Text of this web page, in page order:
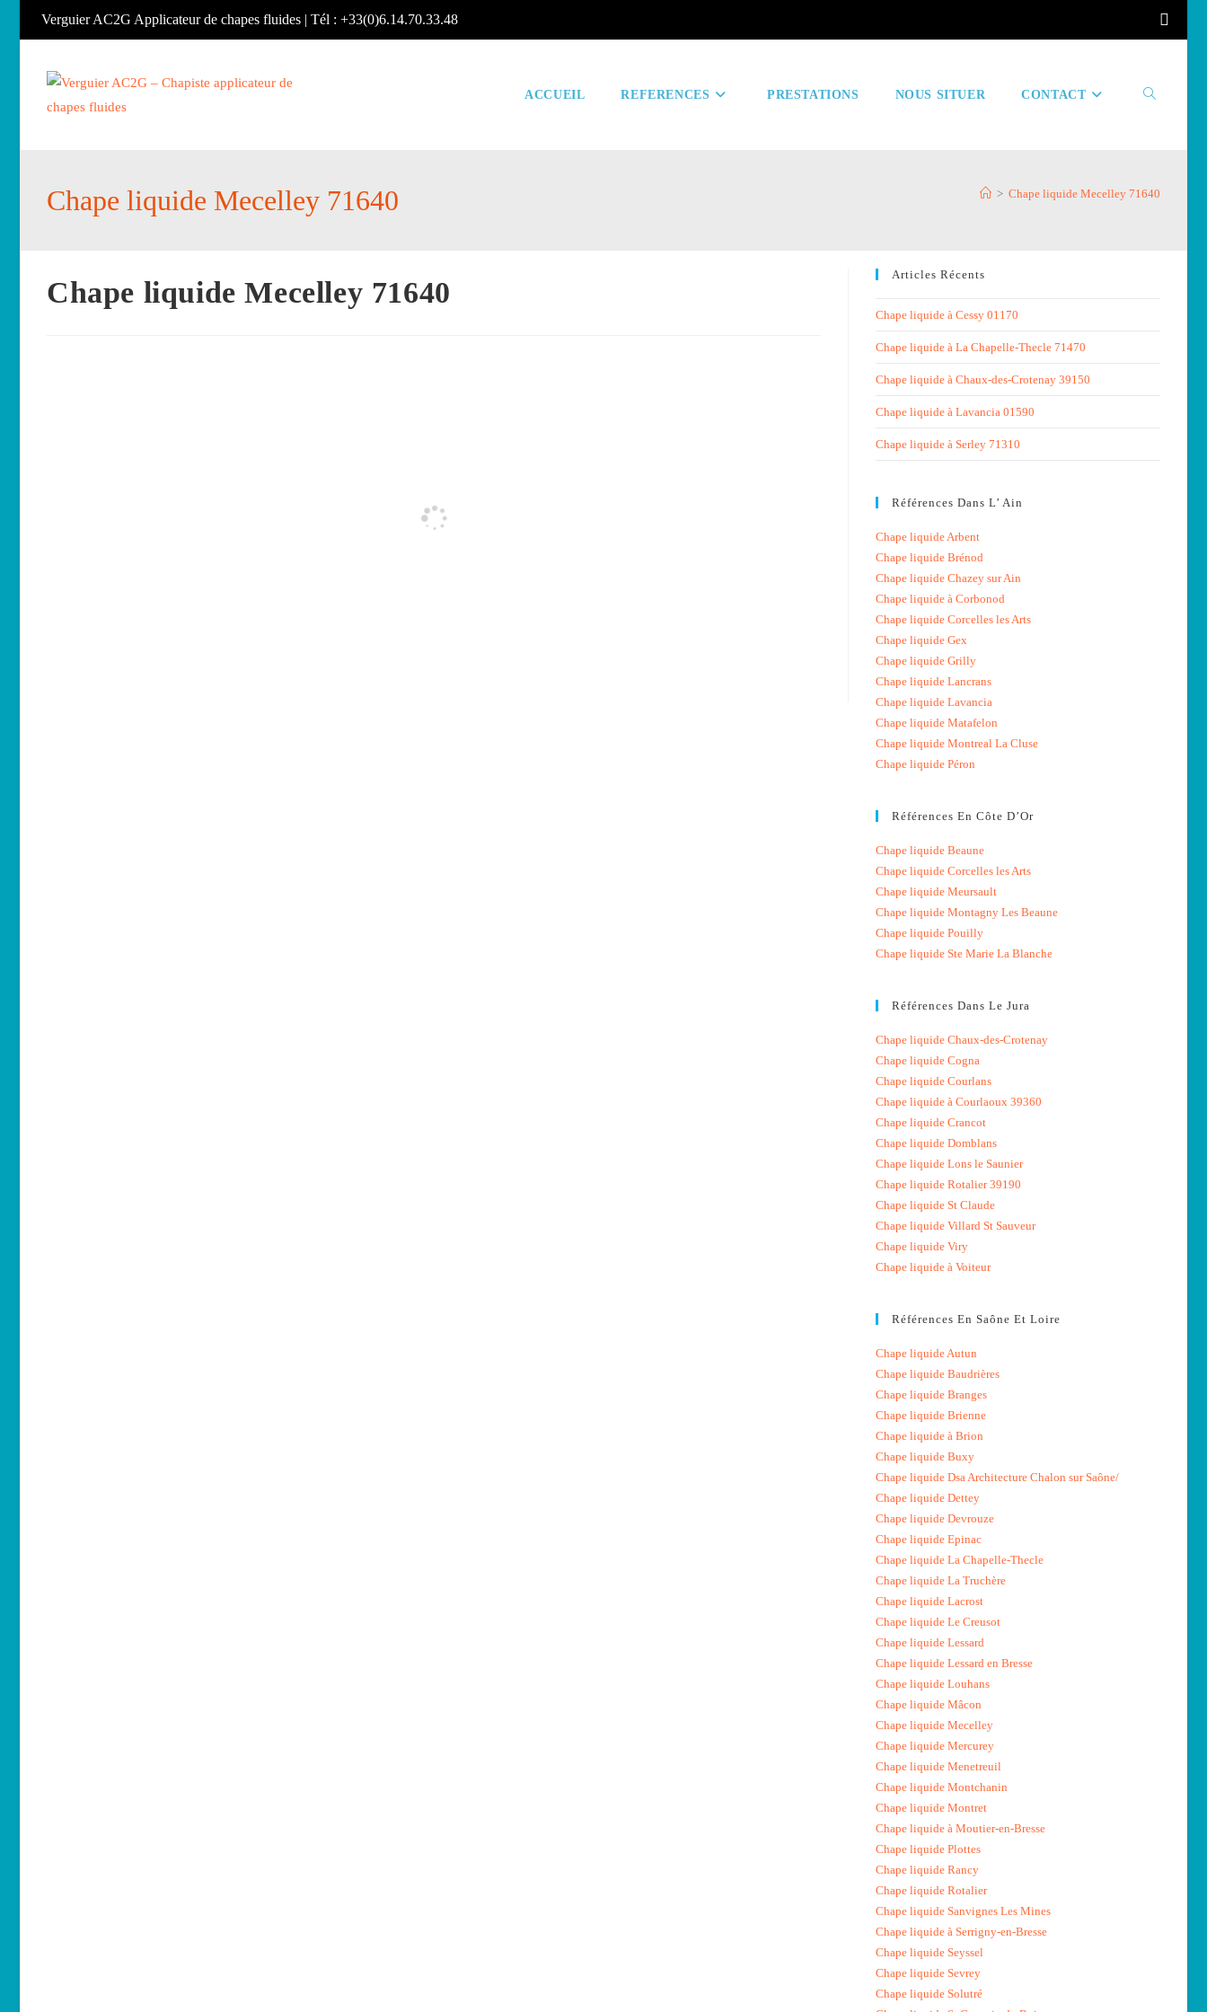
Verguier AC2G Applicateur de chapes fluides | Tél : +33(0)6.14.70.33.48
ACCUEIL REFERENCES PRESTATIONS NOUS SITUER CONTACT Toggle
Chape liquide Mecelley 71640 > Chape liquide Mecelley 71640
Chape liquide Mecelley 71640
Articles Récents
Chape liquide à Cessy 01170
Chape liquide à La Chapelle-Thecle 71470
Chape liquide à Chaux-des-Crotenay 39150
Chape liquide à Lavancia 01590
Chape liquide à Serley 71310
Références Dans L’ Ain
Chape liquide Arbent
Chape liquide Brénod
Chape liquide Chazey sur Ain
Chape liquide à Corbonod
Chape liquide Corcelles les Arts
Chape liquide Gex
Chape liquide Grilly
Chape liquide Lancrans
Chape liquide Lavancia
Chape liquide Matafelon
Chape liquide Montreal La Cluse
Chape liquide Péron
Références En Côte D’Or
Chape liquide Beaune
Chape liquide Corcelles les Arts
Chape liquide Meursault
Chape liquide Montagny Les Beaune
Chape liquide Pouilly
Chape liquide Ste Marie La Blanche
Références Dans Le Jura
Chape liquide Chaux-des-Crotenay
Chape liquide Cogna
Chape liquide Courlans
Chape liquide à Courlaoux 39360
Chape liquide Crancot
Chape liquide Domblans
Chape liquide Lons le Saunier
Chape liquide Rotalier 39190
Chape liquide St Claude
Chape liquide Villard St Sauveur
Chape liquide Viry
Chape liquide à Voiteur
Références En Saône Et Loire
Chape liquide Autun
Chape liquide Baudrières
Chape liquide Branges
Chape liquide Brienne
Chape liquide à Brion
Chape liquide Buxy
Chape liquide Dsa Architecture Chalon sur Saône/
Chape liquide Dettey
Chape liquide Devrouze
Chape liquide Epinac
Chape liquide La Chapelle-Thecle
Chape liquide La Truchère
Chape liquide Lacrost
Chape liquide Le Creusot
Chape liquide Lessard
Chape liquide Lessard en Bresse
Chape liquide Louhans
Chape liquide Mâcon
Chape liquide Mecelley
Chape liquide Mercurey
Chape liquide Menetreuil
Chape liquide Montchanin
Chape liquide Montret
Chape liquide à Moutier-en-Bresse
Chape liquide Plottes
Chape liquide Rancy
Chape liquide Rotalier
Chape liquide Sanvignes Les Mines
Chape liquide à Serrigny-en-Bresse
Chape liquide Seyssel
Chape liquide Sevrey
Chape liquide Solutré